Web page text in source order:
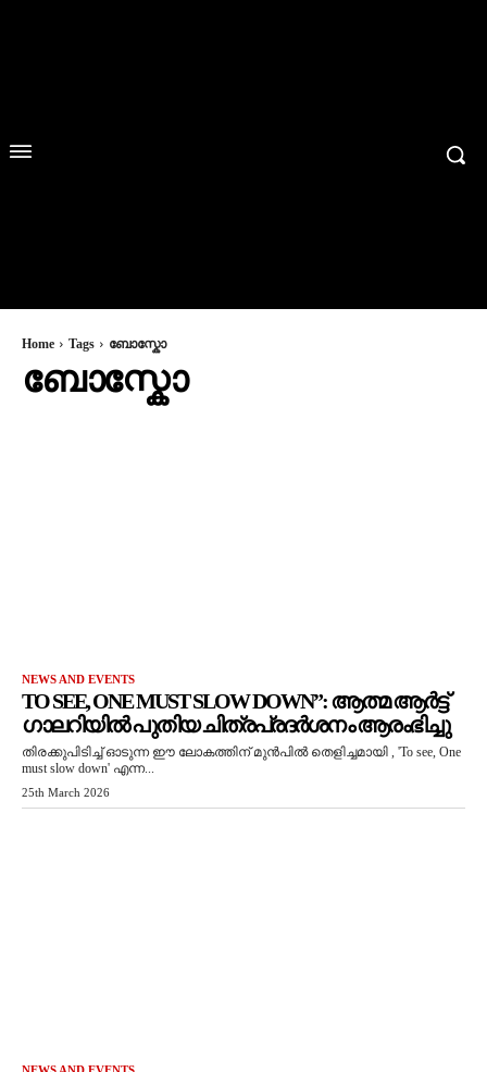
Home Tags ബോസ്കോ
ബോസ്കോ
NEWS AND EVENTS
TO SEE, ONE MUST SLOW DOWN”: ആത്മ ആർട്ട്
ഗാലറിയിൽ പുതിയ ചിത്രപ്രദർശനം ആരംഭിച്ചു
തിരക്കുപിടിച്ച് ഓടുന്ന ഈ ലോകത്തിന് മുൻപിൽ തെളിച്ചമായി , 'To see, One
must slow down' എന്ന...
25th March 2026